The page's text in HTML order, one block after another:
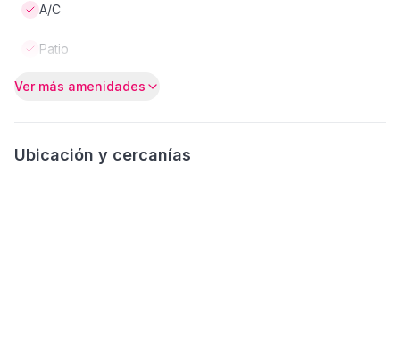
A/C
Patio
Ver más amenidades
Ubicación y cercanías